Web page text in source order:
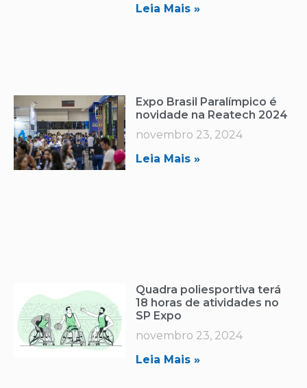
Leia Mais »
Expo Brasil Paralímpico é
novidade na Reatech 2024
novembro 23, 2024
Leia Mais »
Quadra poliesportiva terá
18 horas de atividades no
SP Expo
novembro 23, 2024
Leia Mais »